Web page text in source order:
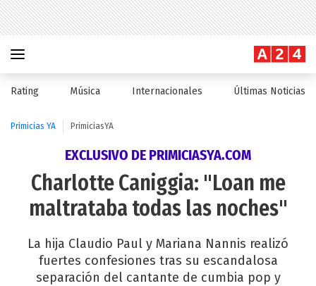
Rating Música Internacionales Últimas Noticias
Primicias YA PrimiciasYA
EXCLUSIVO DE PRIMICIASYA.COM
Charlotte Caniggia: "Loan me
maltrataba todas las noches"
La hija Claudio Paul y Mariana Nannis realizó
fuertes confesiones tras su escandalosa
separación del cantante de cumbia pop y